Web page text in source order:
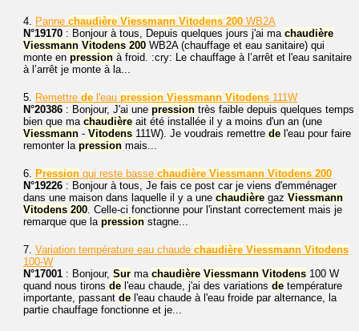
4. Panne chaudière Viessmann Vitodens 200 WB2A
N°19170 : Bonjour à tous, Depuis quelques jours j'ai ma chaudière
Viessmann Vitodens 200 WB2A (chauffage et eau sanitaire) qui
monte en pression à froid. :cry: Le chauffage à l’arrêt et l'eau sanitaire
à l’arrêt je monte à la...
5. Remettre de l'eau pression Viessmann Vitodens 111W
N°20386 : Bonjour, J'ai une pression très faible depuis quelques temps
bien que ma chaudière ait été installée il y a moins d'un an (une
Viessmann - Vitodens 111W). Je voudrais remettre de l'eau pour faire
remonter la pression mais...
6. Pression qui reste basse chaudière Viessmann Vitodens 200
N°19226 : Bonjour à tous, Je fais ce post car je viens d'emménager
dans une maison dans laquelle il y a une chaudière gaz Viessmann
Vitodens 200. Celle-ci fonctionne pour l'instant correctement mais je
remarque que la pression stagne...
7. Variation température eau chaude chaudière Viessmann Vitodens
100-W
N°17001 : Bonjour, Sur ma chaudière Viessmann Vitodens 100 W
quand nous tirons de l'eau chaude, j'ai des variations de température
importante, passant de l'eau chaude à l'eau froide par alternance, la
partie chauffage fonctionne et je...